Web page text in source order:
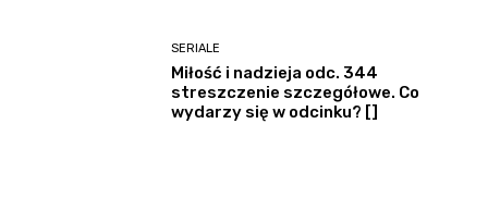
SERIALE
Miłość i nadzieja odc. 344
streszczenie szczegółowe. Co
wydarzy się w odcinku? []